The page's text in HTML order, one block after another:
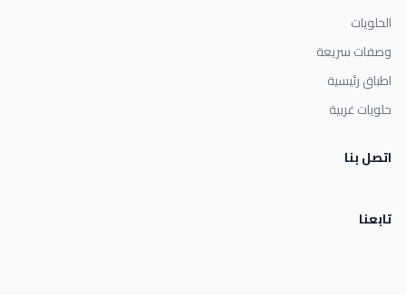
الحلويات
وصفات سريعة
اطباق رئيسية
حلويات غربية
اتصل بنا
تابعنا